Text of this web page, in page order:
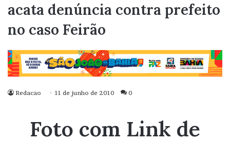
acata denúncia contra prefeito
no caso Feirão
Redacao 11 de junho de 2010 0
Foto com Link de